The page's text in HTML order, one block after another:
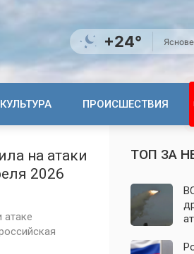
+24° Ясно
КУЛЬТУРА ПРОИСШЕСТВИЯ
на атаки
2026
атаке
ТОП ЗА